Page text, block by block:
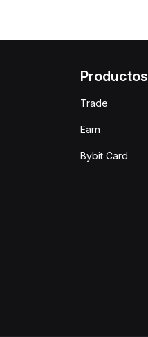
Productos
Trade
Earn
Bybit Card